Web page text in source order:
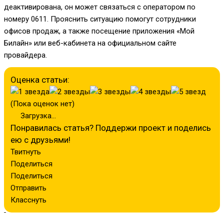
деактивирована, он может связаться с оператором по
номеру 0611. Прояснить ситуацию помогут сотрудники
офисов продаж, а также посещение приложения «Мой
Билайн» или веб-кабинета на официальном сайте
провайдера.
Оценка статьи:
(Пока оценок нет)
Загрузка...
Понравилась статья? Поддержи проект и поделись
ею с друзьями!
Твитнуть
Поделиться
Поделиться
Отправить
Класснуть